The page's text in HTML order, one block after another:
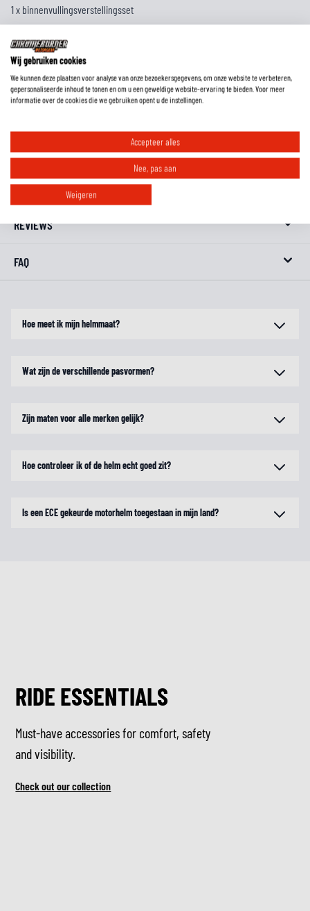
1 x binnenvullingsverstellingsset
1 x Hydratatiesysteem
1 x Tear-off set
1 x ventilatiedeksels
1 x oordoppen
1 x Helmtas
EXTRA INFORMATIE
MAATTABEL
REVIEWS
FAQ
Hoe meet ik mijn helmmaat?
Wat zijn de verschillende pasvormen?
Zijn maten voor alle merken gelijk?
Hoe controleer ik of de helm echt goed zit?
Is een ECE gekeurde motorhelm toegestaan in mijn land?
RIDE ESSENTIALS
Must-have accessories for comfort, safety
and visibility.
Check out our collection
Wij gebruiken cookies
We kunnen deze plaatsen voor analyse van onze bezoekersgegevens, om onze website te verbeteren,
gepersonaliseerde inhoud te tonen en om u een geweldige website-ervaring te bieden. Voor meer
informatie over de cookies die we gebruiken opent u de instellingen.
Accepteer alles
Nee, pas aan
Weigeren